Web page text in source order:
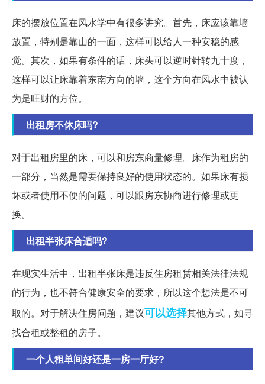
床的摆放位置在风水学中有很多讲究。首先，床应该靠墙
放置，特别是靠山的一面，这样可以给人一种安稳的感
觉。其次，如果有条件的话，床头可以逆时针转九十度，
这样可以让床靠着东南方向的墙，这个方向在风水中被认
为是旺财的方位。
出租房不休床吗?
对于出租房里的床，可以和房东商量修理。床作为租房的
一部分，当然是需要保持良好的使用状态的。如果床有损
坏或者使用不便的问题，可以跟房东协商进行修理或更
换。
出租半张床合适吗?
在现实生活中，出租半张床是违反住房租赁相关法律法规
的行为，也不符合健康安全的要求，所以这个想法是不可
取的。对于解决住房问题，建议可以选择其他方式，如寻
找合租或整租的房子。
一个人租单间好还是一房一厅好?